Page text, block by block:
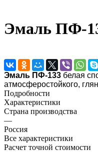
Эмаль ПФ-
Эмаль ПФ-133 белая
атмосферостойкого,
Подробности
Характеристики
Страна производства
—
Россия
Все характеристики
Расчет точной стоимости